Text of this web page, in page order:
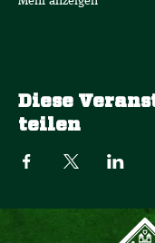
Diese
teilen